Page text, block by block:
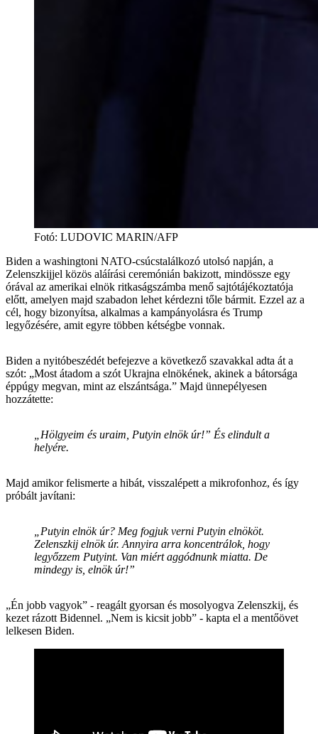
Fotó: LUDOVIC MARIN/AFP
Biden a washingtoni NATO-csúcstalálkozó utolsó napján, a
Zelenszkijjel közös aláírási ceremónián bakizott, mindössze egy
órával az amerikai elnök ritkaságszámba menő sajtótájékoztatója
előtt, amelyen majd szabadon lehet kérdezni tőle bármit. Ezzel az a
cél, hogy bizonyítsa, alkalmas a kampányolásra és Trump
legyőzésére, amit egyre többen kétségbe vonnak.
Biden a nyitóbeszédét befejezve a következő szavakkal adta át a
szót: „Most átadom a szót Ukrajna elnökének, akinek a bátorsága
éppúgy megvan, mint az elszántsága.” Majd ünnepélyesen
hozzátette:
„Hölgyeim és uraim, Putyin elnök úr!” És elindult a
helyére.
Majd amikor felismerte a hibát, visszalépett a mikrofonhoz, és így
próbált javítani:
„Putyin elnök úr? Meg fogjuk verni Putyin elnököt.
Zelenszkij elnök úr. Annyira arra koncentrálok, hogy
legyőzzem Putyint. Van miért aggódnunk miatta. De
mindegy is, elnök úr!”
„Én jobb vagyok” - reagált gyorsan és mosolyogva Zelenszkij, és
kezet rázott Bidennel. „Nem is kicsit jobb” - kapta el a mentőövet
lelkesen Biden.